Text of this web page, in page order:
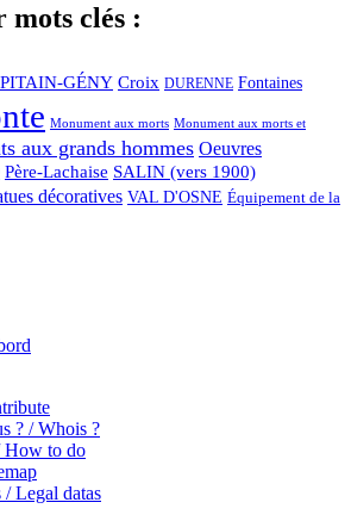
mots clés :
GÉNY Croix DURENNE Fontaines
Monument aux morts Monument aux morts et
aux grands hommes Oeuvres
Père-Lachaise SALIN (vers 1900)
décoratives VAL D'OSNE Équipement de la
? / Whois ?
How to do
/ Legal datas